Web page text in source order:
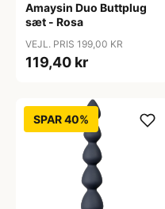
Amaysin Duo Buttplug
sæt - Rosa
VEJL. PRIS 199,00 KR
119,40 kr
SPAR 40%